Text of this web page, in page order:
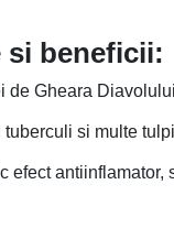
si beneficii:
Gheara
si multe
efect